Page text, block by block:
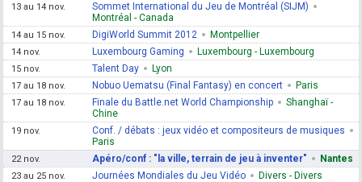
13 au 14 nov.
Sommet International du Jeu de Montréal (SIJM)
Montréal - Canada
14 au 15 nov. DigiWorld Summit 2012 Montpellier
14 nov. Luxembourg Gaming Luxembourg - Luxembourg
15 nov. Talent Day Lyon
17 au 18 nov. Nobuo Uematsu (Final Fantasy) en concert Paris
17 au 18 nov. Finale du Battle.net World Championship
Shanghaï -
Chine
19 nov.
Conf. / débats : jeux vidéo et compositeurs de musiques
Paris
22 nov. Apéro/conf : "la ville, terrain de jeu à inventer" Nantes
23 au 25 nov. Journées Mondiales du Jeu Vidéo Divers - Divers